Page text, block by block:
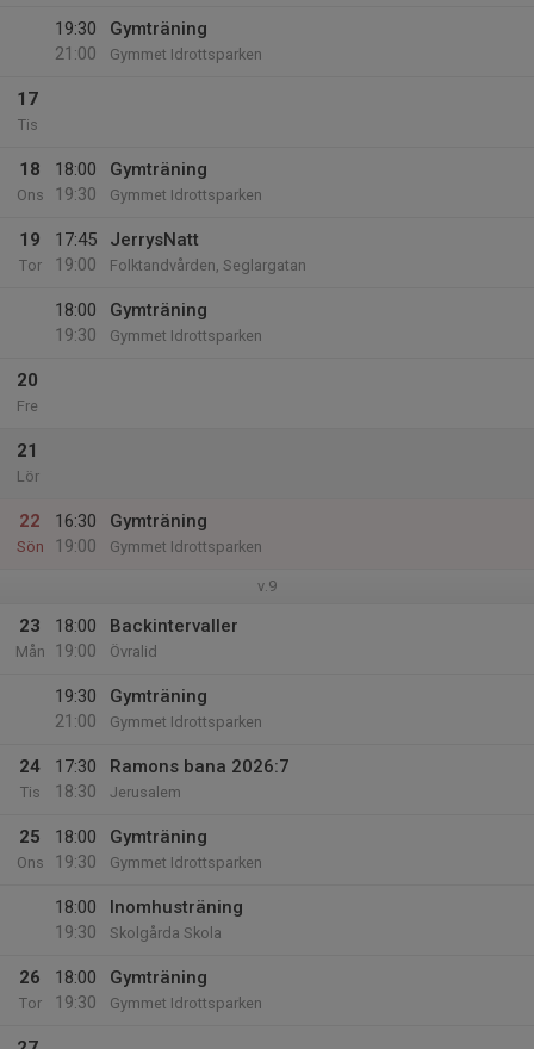
19:30
21:00
Gymträning
Gymmet Idrottsparken
17
Tis
18
Ons
18:00
19:30
Gymträning
Gymmet Idrottsparken
19
Tor
17:45
19:00
JerrysNatt
Folktandvården, Seglargatan
18:00
19:30
Gymträning
Gymmet Idrottsparken
20
Fre
21
Lör
22
Sön
16:30
19:00
Gymträning
Gymmet Idrottsparken
v.9
23
Mån
18:00
19:00
Backintervaller
Övralid
19:30
21:00
Gymträning
Gymmet Idrottsparken
24
Tis
17:30
18:30
Ramons bana 2026:7
Jerusalem
25
Ons
18:00
19:30
Gymträning
Gymmet Idrottsparken
18:00
19:30
Inomhusträning
Skolgårda Skola
26
Tor
18:00
19:30
Gymträning
Gymmet Idrottsparken